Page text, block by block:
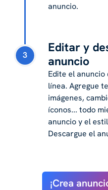
anuncio.
3
Editar y
anuncio
Edite el
línea. Agregue
imágenes,
íconos... todo
anuncio y el
Descargue el
¡Crea